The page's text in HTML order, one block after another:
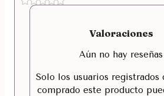
Valoraciones
Aún no hay reseñas
Solo los usuarios registrados
comprado este producto